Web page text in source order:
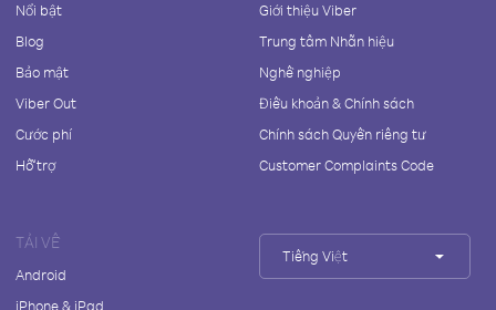
Nổi bật
Blog
Bảo mật
Viber Out
Cước phí
Hỗ trợ
Giới thiệu Viber
Trung tâm Nhãn hiệu
Nghề nghiệp
Điều khoản & Chính sách
Chính sách Quyền riêng tư
Customer Complaints Code
TẢI VỀ
Android
iPhone & iPad
Tiếng Việt